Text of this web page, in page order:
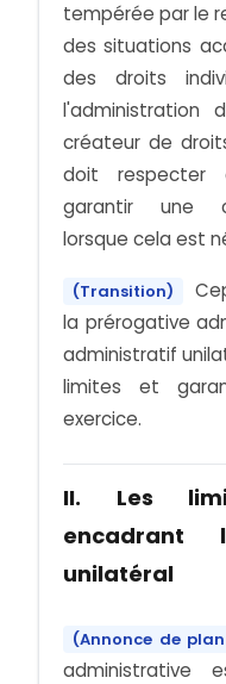
tempérée par le
des situations
des droits
l'administration
créateur de
doit respecter
garantir une
lorsque cela est
(Transition)
la prérogative
administratif
limites et
exercice.
II. Les
encadrant
unilatéral
(Annonce de